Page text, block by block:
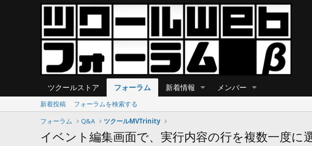
ツクールストア フォーラム 新着情報 メンバー
新着投稿
フォーラムを検索する
フォーラム
Q&A ツクールMVTrinity
イベント編集画面で、実行内容の行を複数一度